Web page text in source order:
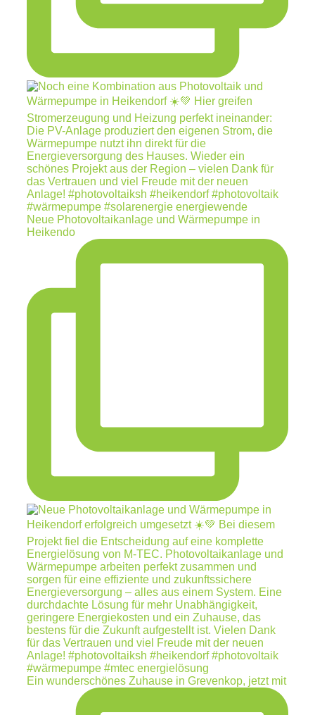
Neue Photovoltaikanlage und Wärmepumpe in
Heikendo
Ein wunderschönes Zuhause in Grevenkop, jetzt mit